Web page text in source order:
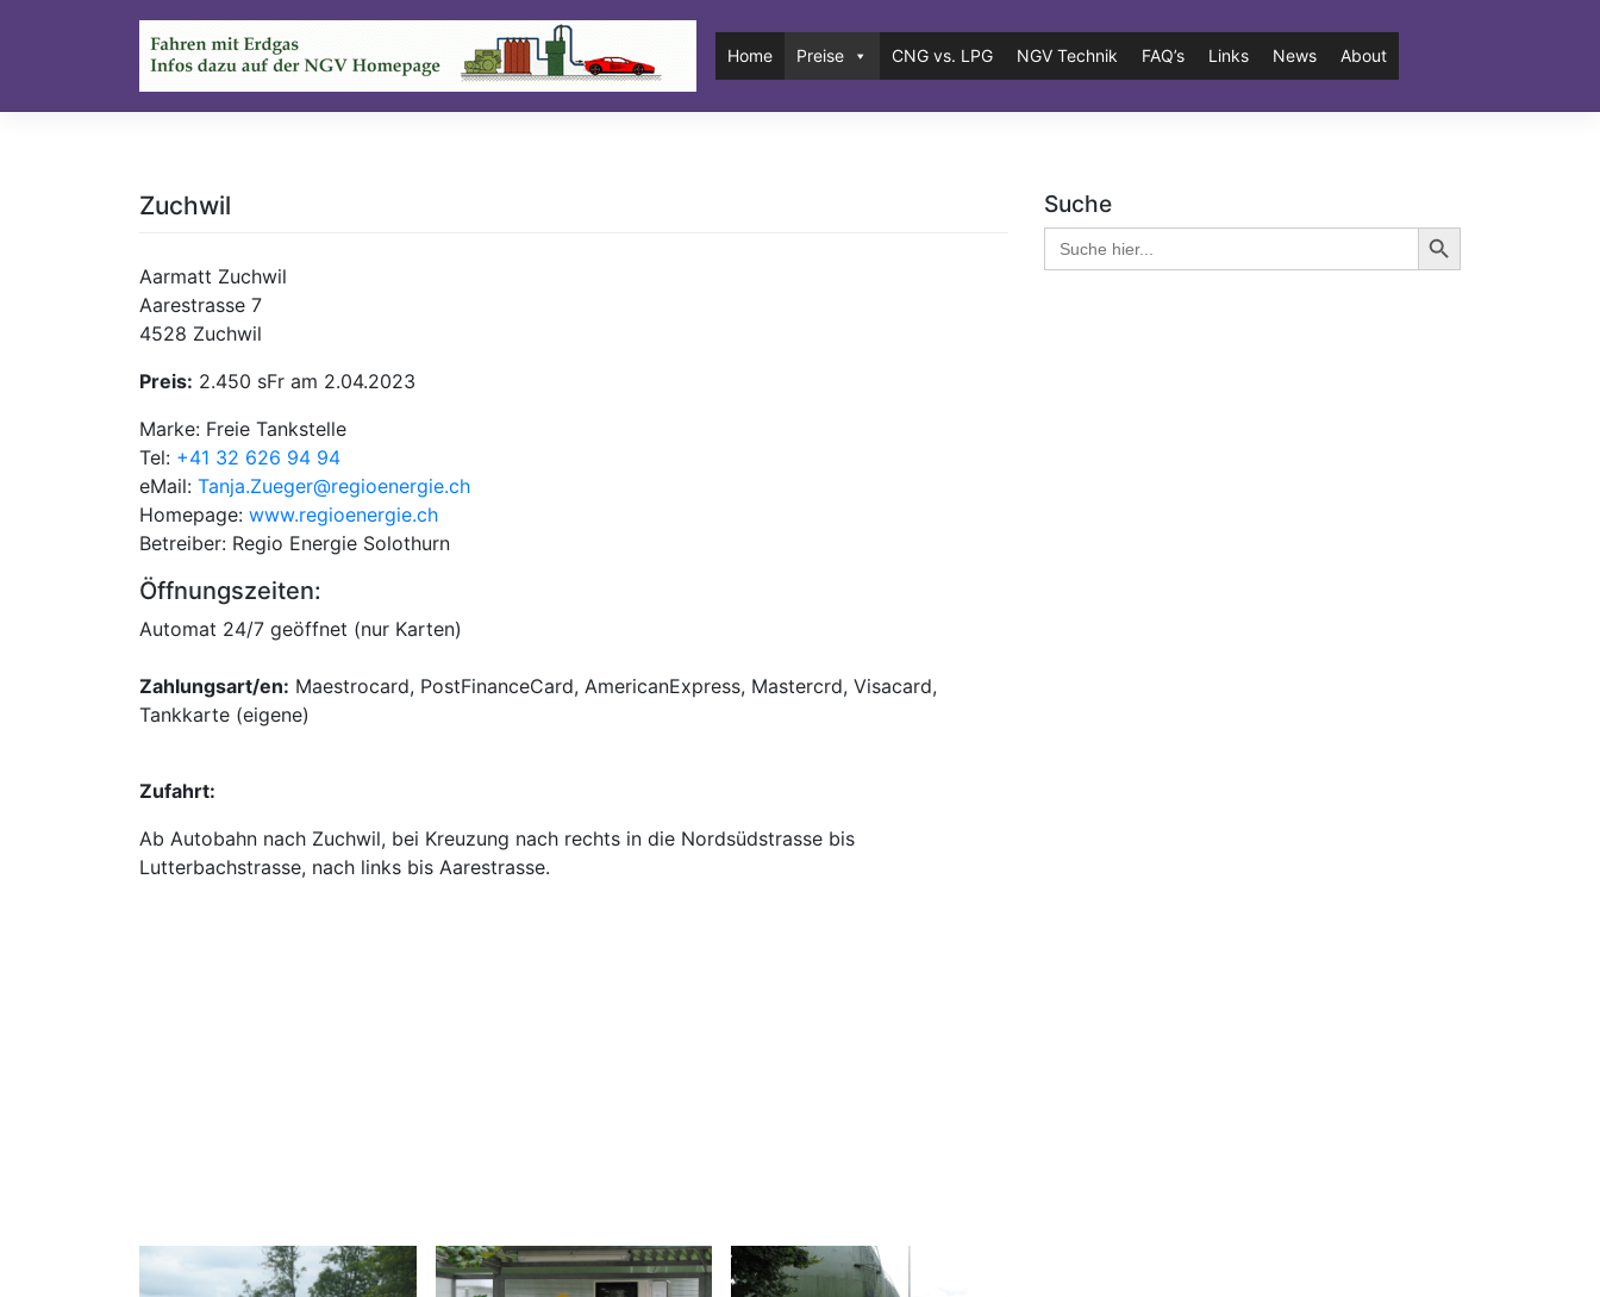
Home Preise CNG vs. LPG NGV Technik FAQ’s Links News About
Zuchwil
Aarmatt Zuchwil
Aarestrasse 7
4528 Zuchwil
Preis: 2.450 sFr am 2.04.2023
Marke: Freie Tankstelle
Tel: +41 32 626 94 94
eMail: Tanja.Zueger@regioenergie.ch
Homepage: www.regioenergie.ch
Betreiber: Regio Energie Solothurn
Öffnungszeiten:
Automat 24/7 geöffnet (nur Karten)
Zahlungsart/en: Maestrocard, PostFinanceCard, AmericanExpress, Mastercrd, Visacard,
Tankkarte (eigene)
Zufahrt:
Ab Autobahn nach Zuchwil, bei Kreuzung nach rechts in die Nordsüdstrasse bis
Lutterbachstrasse, nach links bis Aarestrasse.
Suche
Search
for:
Search Button